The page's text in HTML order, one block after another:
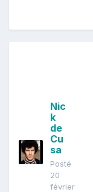
Nic
k
de
Cu
sa
Posté
20
février